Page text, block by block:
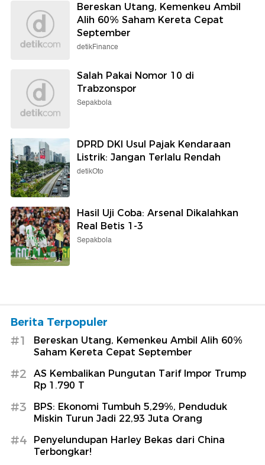
Bereskan Utang, Kemenkeu Ambil
Alih 60% Saham Kereta Cepat
September
detikFinance
Salah Pakai Nomor 10 di
Trabzonspor
Sepakbola
DPRD DKI Usul Pajak Kendaraan
Listrik: Jangan Terlalu Rendah
detikOto
Hasil Uji Coba: Arsenal Dikalahkan
Real Betis 1-3
Sepakbola
Berita Terpopuler
#1
Bereskan Utang, Kemenkeu Ambil Alih 60%
Saham Kereta Cepat September
#2
AS Kembalikan Pungutan Tarif Impor Trump
Rp 1.790 T
#3
BPS: Ekonomi Tumbuh 5,29%, Penduduk
Miskin Turun Jadi 22,93 Juta Orang
#4
Penyelundupan Harley Bekas dari China
Terbongkar!